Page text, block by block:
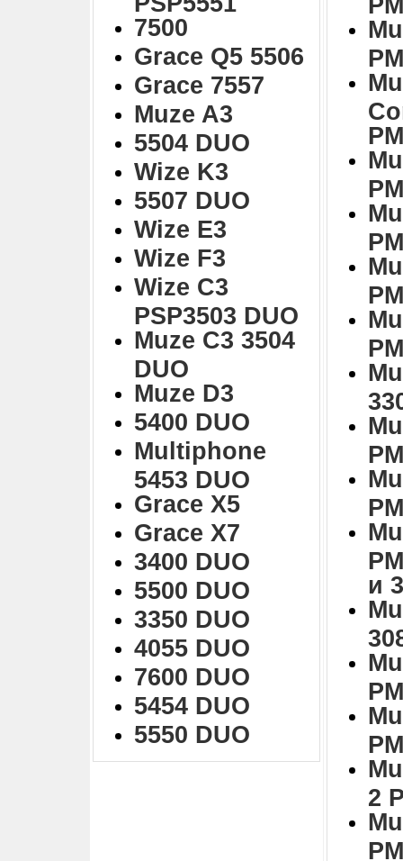
7500
Grace Q5 5506
Grace 7557
Muze A3
5504 DUO
Wize K3
5507 DUO
Wize E3
Wize F3
Wize C3
PSP3503 DUO
Muze C3 3504
DUO
Muze D3
5400 DUO
Multiphone
5453 DUO
Grace X5
Grace X7
3400 DUO
5500 DUO
3350 DUO
4055 DUO
7600 DUO
5454 DUO
5550 DUO
и
2